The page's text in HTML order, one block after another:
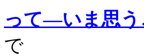
って―いま思う
で